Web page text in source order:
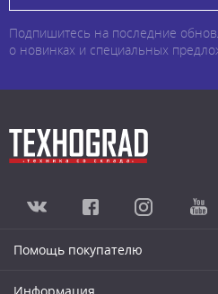
Подпишитесь на последние
о новинках и специальных
Помощь покупателю